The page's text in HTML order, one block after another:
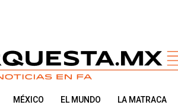
MÉXICO EL MUNDO LA MATRACA